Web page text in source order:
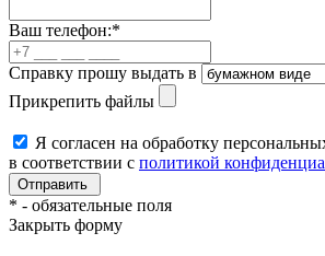
Ваш телефон:*
Справку прошу выдать в
Прикрепить файлы
Я согласен на обработку
в соответствии с политикой
* - обязательные поля
Закрыть форму